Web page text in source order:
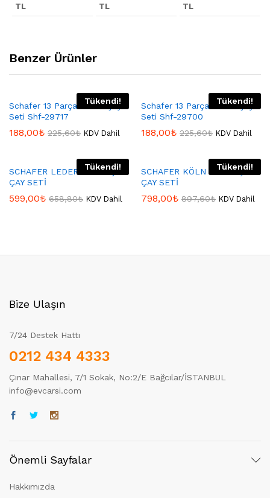
TL
TL
TL
Benzer Ürünler
Tükendi!
Schafer 13 Parça Stelle Çay
Seti Shf-29717
188,00₺ 225,60₺ KDV Dahil
Tükendi!
Schafer 13 Parça Stelle Çay
Seti Shf-29700
188,00₺ 225,60₺ KDV Dahil
Tükendi!
SCHAFER LEDER 23 PARÇA
ÇAY SETİ
599,00₺ 658,80₺ KDV Dahil
Tükendi!
SCHAFER KÖLN 40 PARÇA
ÇAY SETİ
798,00₺ 897,60₺ KDV Dahil
Bize Ulaşın
7/24 Destek Hattı
0212 434 4333
Çınar Mahallesi, 7/1 Sokak, No:2/E Bağcılar/İSTANBUL
info@evcarsi.com
Önemli Sayfalar
Hakkımızda